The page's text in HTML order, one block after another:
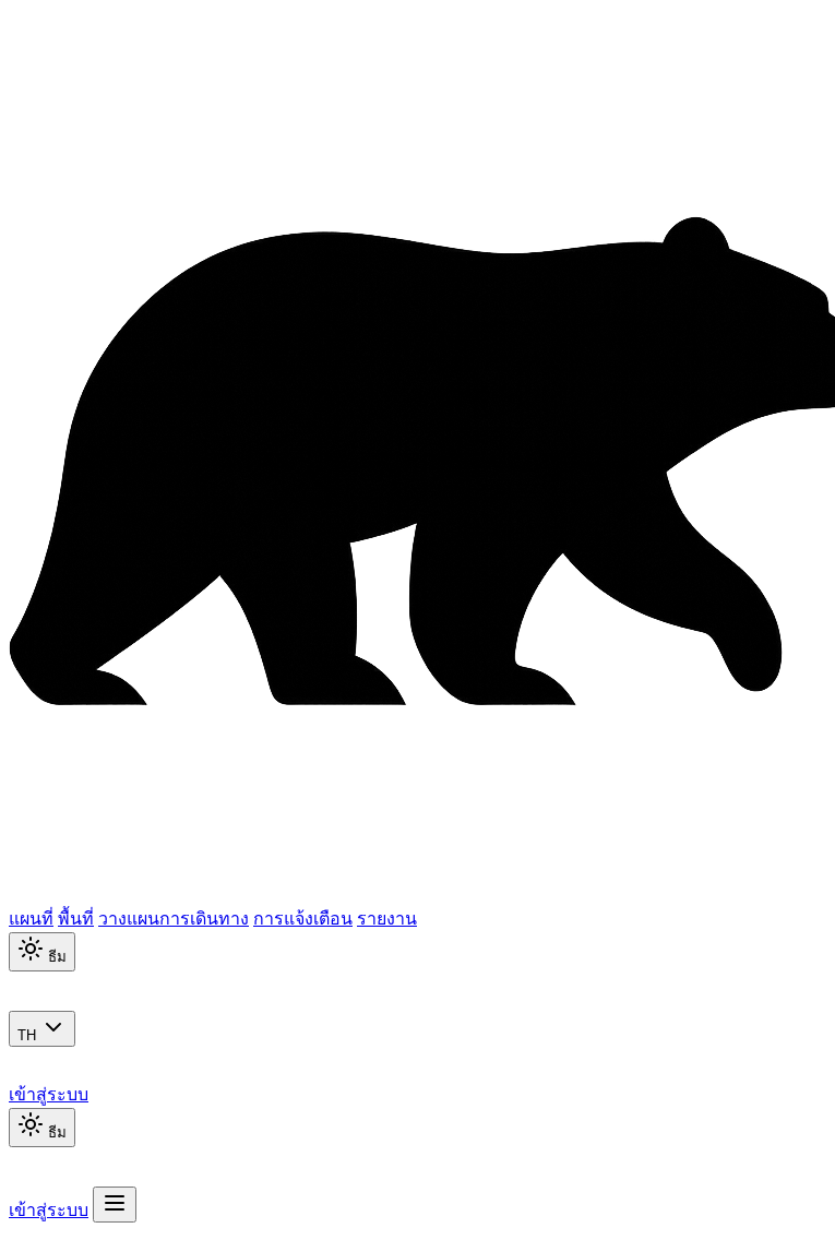
แผนที่ พื้นที่ วางแผนการเดินทาง การแจ้งเตือน รายงาน
ธีม
TH
เข้าสู่ระบบ
ธีม
เข้าสู่ระบบ